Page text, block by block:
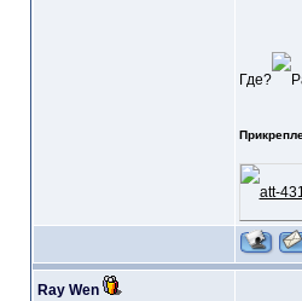
Где?
Ray Wen